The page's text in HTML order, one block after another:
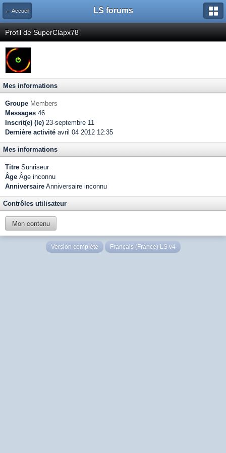
← Accueil LS forums
Profil de SuperClapx78
Mes informations
Groupe Members
Messages 46
Inscrit(e) (le) 23-septembre 11
Dernière activité avril 04 2012 12:35
Mes informations
Titre Sunriseur
Âge Âge inconnu
Anniversaire Anniversaire inconnu
Contrôles utilisateur
Mon contenu
Version complète Français (France) LS v4